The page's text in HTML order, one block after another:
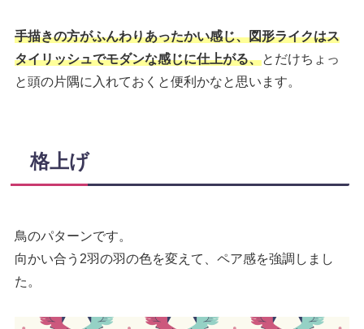
手描きの方がふんわりあったかい感じ、図形ライクはス
タイリッシュでモダンな感じに仕上がる、とだけちょっ
と頭の片隅に入れておくと便利かなと思います。
格上げ
鳥のパターンです。
向かい合う2羽の羽の色を変えて、ペア感を強調しまし
た。